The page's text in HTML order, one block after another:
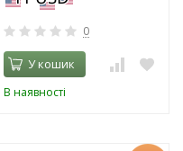
0
У кошик
В наявності